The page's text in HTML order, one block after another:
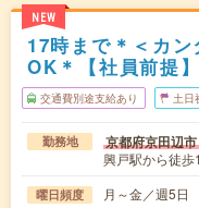
NEW
17時まで＊＜カ
OK＊【社員前提
交通費別途支給あり 土日
勤務地 京都府京田辺市
興戸駅から徒
曜日頻度 月～金／週5日